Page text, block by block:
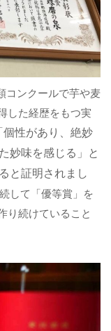
コンクールで芋や麦
した経歴をもつ実
性があり、絶妙
妙味を感じる」と
と証明されまし
して「優等賞」を
り続けていること